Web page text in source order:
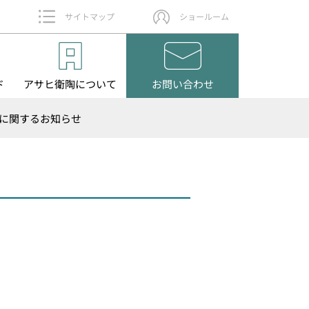
サイトマップ ショールーム
アサヒ衛陶について お問い合わせ
関するお知らせ